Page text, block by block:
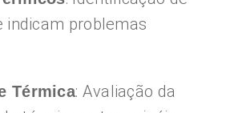
indicam problemas
Térmica: Avaliação da